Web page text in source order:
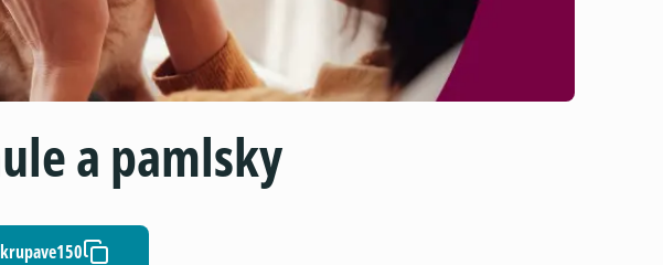
a pamlsky
krupave150